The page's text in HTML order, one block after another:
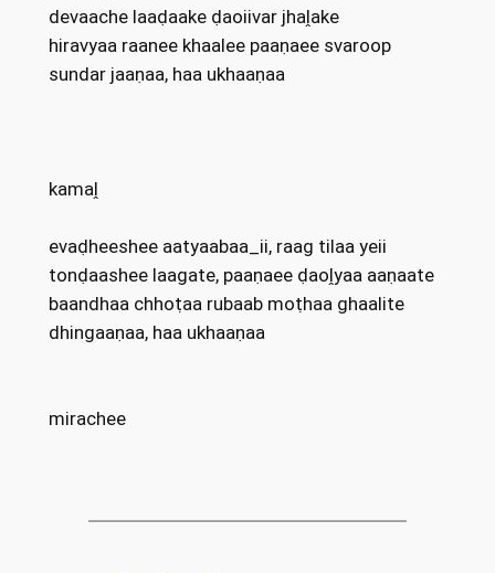
devaache laaḍaake ḍaoiivar jhaḽake
hiravyaa raanee khaalee paaṇaee svaroop
sundar jaaṇaa, haa ukhaaṇaa
kamaḽ
evaḍheeshee aatyaabaa_ii, raag tilaa yeii
tonḍaashee laagate, paaṇaee ḍaoḽyaa aaṇaate
baandhaa chhoṭaa rubaab moṭhaa ghaalite
dhingaaṇaa, haa ukhaaṇaa
mirachee